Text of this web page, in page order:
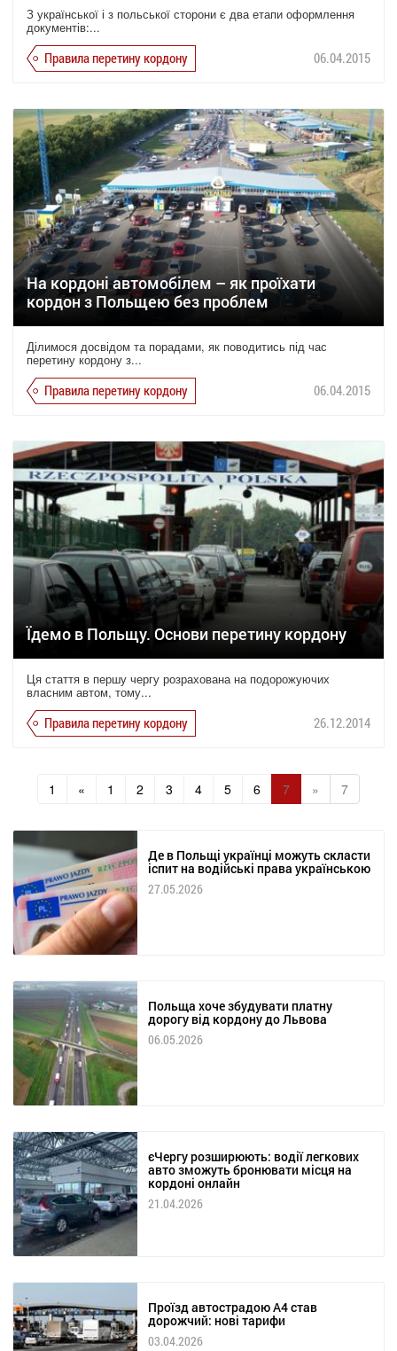
З української і з польської сторони є два етапи оформлення
документів:...
Правила перетину кордону 06.04.2015
На кордоні автомобілем – як проїхати
кордон з Польщею без проблем
Ділимося досвідом та порадами, як поводитись під час
перетину кордону з...
Правила перетину кордону 06.04.2015
Їдемо в Польщу. Основи перетину кордону
Ця стаття в першу чергу розрахована на подорожуючих
власним автом, тому...
Правила перетину кордону 26.12.2014
1 « 1 2 3 4 5 6 7 » 7
Де в Польщі українці можуть скласти
іспит на водійські права українською
27.05.2026
Польща хоче збудувати платну
дорогу від кордону до Львова
06.05.2026
єЧергу розширюють: водії легкових
авто зможуть бронювати місця на
кордоні онлайн
21.04.2026
Проїзд автострадою А4 став
дорожчий: нові тарифи
03.04.2026